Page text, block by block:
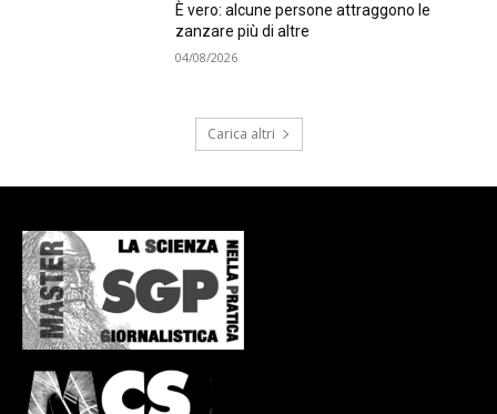
È vero: alcune persone attraggono le
zanzare più di altre
04/08/2026
Carica altri